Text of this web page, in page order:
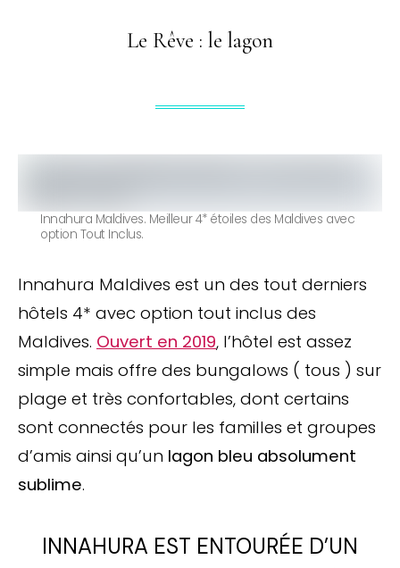
Le Rêve : le lagon
Innahura Maldives. Meilleur 4* étoiles des Maldives avec
option Tout Inclus.
Innahura Maldives est un des tout derniers
hôtels 4* avec option tout inclus des
Maldives. Ouvert en 2019, l’hôtel est assez
simple mais offre des bungalows ( tous ) sur
plage et très confortables, dont certains
sont connectés pour les familles et groupes
d’amis ainsi qu’un lagon bleu absolument
sublime.
INNAHURA EST ENTOURÉE D’UN